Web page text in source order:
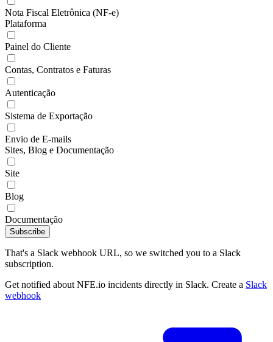
Nota Fiscal Eletrônica (NF-e)
Plataforma
Painel do Cliente
Contas, Contratos e Faturas
Autenticação
Sistema de Exportação
Envio de E-mails
Sites, Blog e Documentação
Site
Blog
Documentação
Subscribe
That's a Slack webhook URL, so we switched you to a Slack
subscription.
Get notified about NFE.io incidents directly in Slack. Create a Slack
webhook